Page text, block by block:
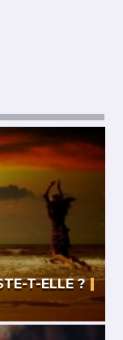
T-ELLE ?